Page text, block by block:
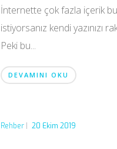
İnternette çok fazla içerik
istiyorsanız kendi yazınızı
Peki bu...
DEVAMINI OKU
Rehber 20 Ekim 2019